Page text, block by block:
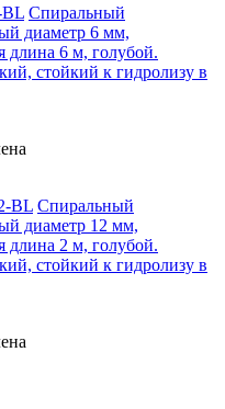
BL Спиральный
диаметр 6 мм,
длина 6 м, голубой.
стойкий к гидролизу в
BL Спиральный
диаметр 12 мм,
длина 2 м, голубой.
стойкий к гидролизу в